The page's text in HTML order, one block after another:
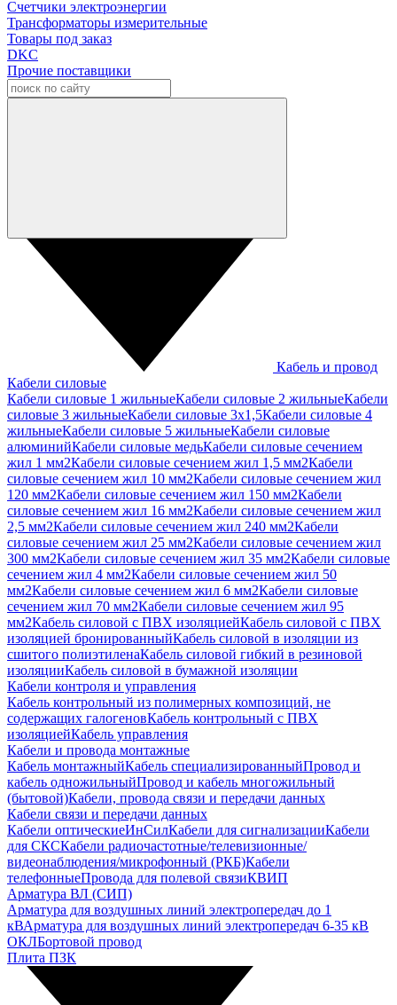
Счетчики электроэнергии
Трансформаторы измерительные
Товары под заказ
DKC
Прочие поставщики
Кабель и провод
Кабели силовые
Кабели силовые 1 жильныеКабели силовые 2 жильныеКабели
силовые 3 жильныеКабели силовые 3х1,5Кабели силовые 4
жильныеКабели силовые 5 жильныеКабели силовые
алюминийКабели силовые медьКабели силовые сечением
жил 1 мм2Кабели силовые сечением жил 1,5 мм2Кабели
силовые сечением жил 10 мм2Кабели силовые сечением жил
120 мм2Кабели силовые сечением жил 150 мм2Кабели
силовые сечением жил 16 мм2Кабели силовые сечением жил
2,5 мм2Кабели силовые сечением жил 240 мм2Кабели
силовые сечением жил 25 мм2Кабели силовые сечением жил
300 мм2Кабели силовые сечением жил 35 мм2Кабели силовые
сечением жил 4 мм2Кабели силовые сечением жил 50
мм2Кабели силовые сечением жил 6 мм2Кабели силовые
сечением жил 70 мм2Кабели силовые сечением жил 95
мм2Кабель силовой с ПВХ изоляциейКабель силовой с ПВХ
изоляцией бронированныйКабель силовой в изоляции из
сшитого полиэтиленаКабель силовой гибкий в резиновой
изоляцииКабель силовой в бумажной изоляции
Кабели контроля и управления
Кабель контрольный из полимерных композиций, не
содержащих галогеновКабель контрольный с ПВХ
изоляциейКабель управления
Кабели и провода монтажные
Кабель монтажныйКабель специализированныйПровод и
кабель одножильныйПровод и кабель многожильный
(бытовой)Кабели, провода связи и передачи данных
Кабели связи и передачи данных
Кабели оптическиеИнСилКабели для сигнализацииКабели
для СКСКабели радиочастотные/телевизионные/
видеонаблюдения/микрофонный (РКБ)Кабели
телефонныеПровода для полевой связиКВИП
Арматура ВЛ (СИП)
Арматура для воздушных линий электропередач до 1
кВАрматура для воздушных линий электропередач 6-35 кВ
ОКЛБортовой провод
Плита ПЗК